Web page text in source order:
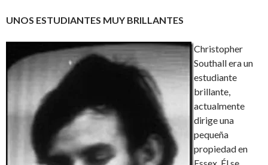
UNOS ESTUDIANTES MUY BRILLANTES
Christopher
Southall era un
estudiante
brillante,
actualmente
dirige una
pequeña
propiedad en